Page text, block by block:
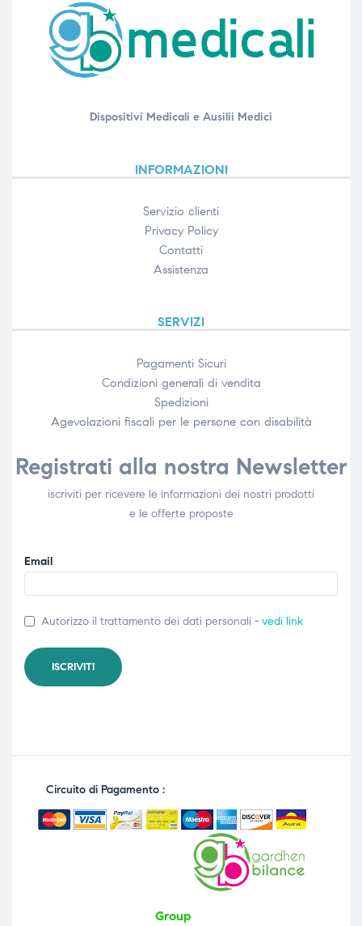
Dispositivi Medicali e Ausilii Medici
INFORMAZIONI
Servizio clienti
Privacy Policy
Contatti
Assistenza
SERVIZI
Pagamenti Sicuri
Condizioni generali di vendita
Spedizioni
Agevolazioni fiscali per le persone con disabilità​
Registrati alla nostra Newsletter
iscriviti per ricevere le informazioni dei nostri prodotti
e le offerte proposte
Email
Autorizzo il trattamento dei dati personali - vedi link
Circuito di Pagamento :
Group